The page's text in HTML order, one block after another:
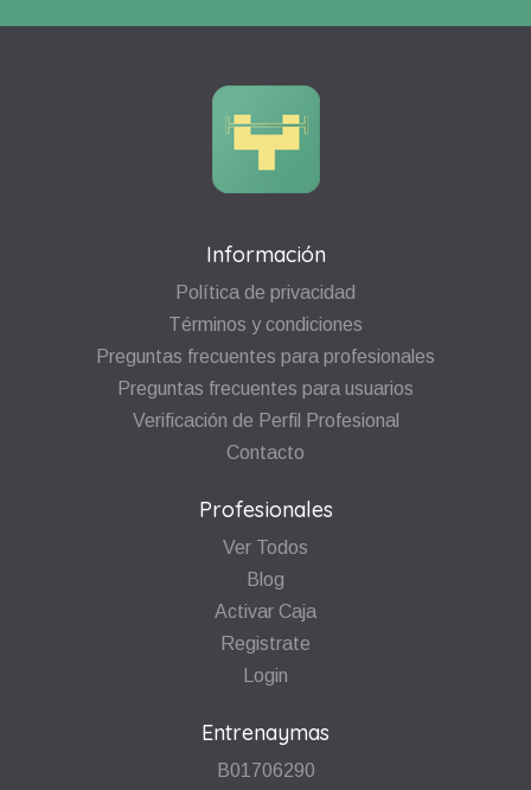
Información
Política de privacidad
Términos y condiciones
Preguntas frecuentes para profesionales
Preguntas frecuentes para usuarios
Verificación de Perfil Profesional
Contacto
Profesionales
Ver Todos
Blog
Activar Caja
Registrate
Login
Entrenaymas
B01706290